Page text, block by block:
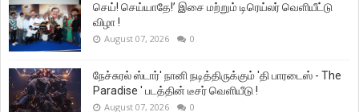
செய்! செய்யாதே!’ இசை மற்றும் டிரெய்லர் வெளியீட்டு
விழா !
August 07, 2026 0
நேச்சுரல் ஸ்டார்' நானி நடித்திருக்கும் 'தி பாரடைஸ் - The
Paradise ' படத்தின் டீசர் வெளியீடு !
August 07, 2026 0